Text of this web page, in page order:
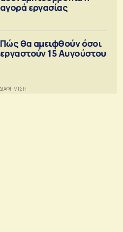
αγορά εργασίας
Πώς θα αμειφθούν όσοι
εργαστούν 15 Αυγούστου